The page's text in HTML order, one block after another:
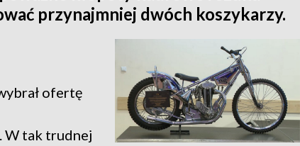
przynajmniej dwóch koszykarzy.
ofertę
W tak trudnej